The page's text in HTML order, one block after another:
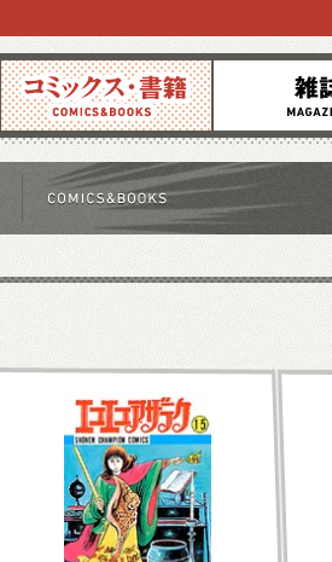
コミックス 雑誌
新刊情報